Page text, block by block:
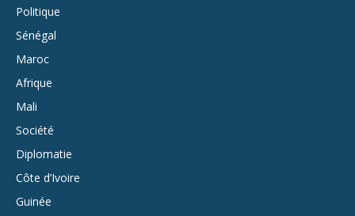
Politique
Sénégal
Maroc
Afrique
Mali
Société
Diplomatie
Côte d’Ivoire
Guinée